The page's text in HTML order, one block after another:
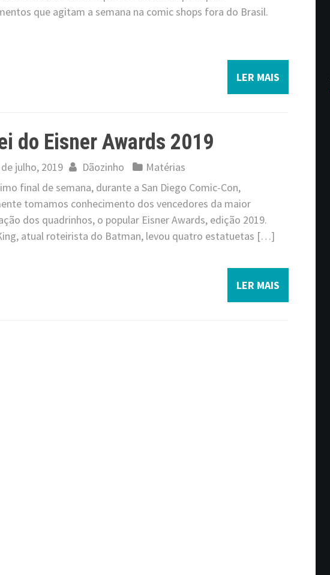
que agitam a semana na comic shops fora do Brasil.
LER MAIS
do Eisner Awards 2019
julho, 2019 Dãozinho
Matérias
final de semana, durante a San Diego Comic-Con,
tomamos conhecimento dos vencedores da maior
dos quadrinhos, o popular Eisner Awards, edição 2019.
atual roteirista do Batman, levou quatro estatuetas […]
LER MAIS